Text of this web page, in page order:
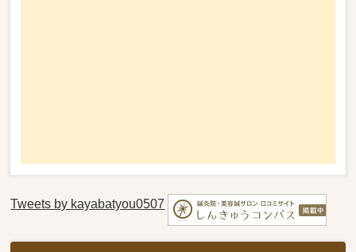
Tweets by kayabatyou0507